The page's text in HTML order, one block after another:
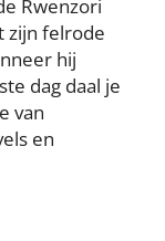
Rwenzori
zijn felrode
hij
dag daal je
van
en